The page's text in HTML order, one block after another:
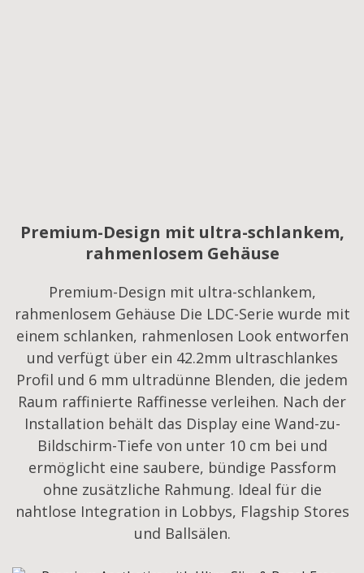
Premium-Design mit ultra-schlankem,
rahmenlosem Gehäuse
Premium-Design mit ultra-schlankem,
rahmenlosem Gehäuse Die LDC-Serie wurde mit
einem schlanken, rahmenlosen Look entworfen
und verfügt über ein 42.2mm ultraschlankes
Profil und 6 mm ultradünne Blenden, die jedem
Raum raffinierte Raffinesse verleihen. Nach der
Installation behält das Display eine Wand-zu-
Bildschirm-Tiefe von unter 10 cm bei und
ermöglicht eine saubere, bündige Passform
ohne zusätzliche Rahmung. Ideal für die
nahtlose Integration in Lobbys, Flagship Stores
und Ballsälen.